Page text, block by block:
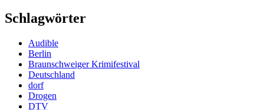
Schlagwörter
Audible
Berlin
Braunschweiger Krimifestival
Deutschland
dorf
Drogen
DTV